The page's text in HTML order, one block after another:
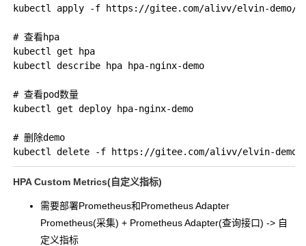
kubectl apply -f https://gitee.com/alivv/elvin-demo/
# 查看hpa
kubectl get hpa
kubectl describe hpa hpa-nginx-demo
# 查看pod数量
kubectl get deploy hpa-nginx-demo
# 删除demo
HPA Custom Metrics(自定义指标)
需要部署Prometheus和Prometheus Adapter
Prometheus(采集) + Prometheus Adapter(查询接口) -> 自
定义指标